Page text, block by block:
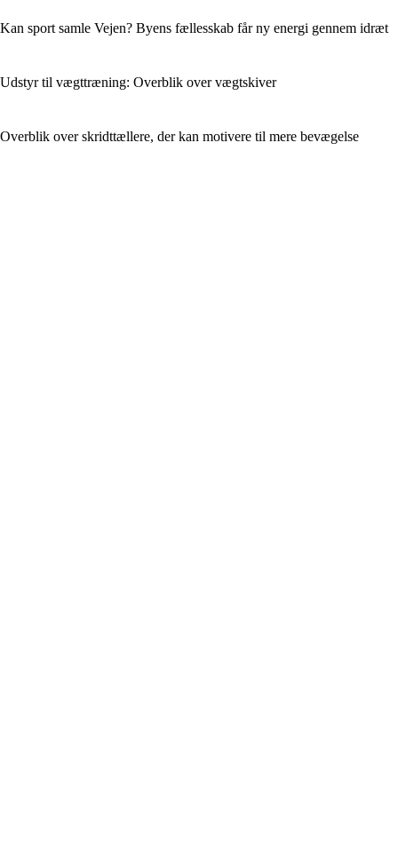
Kan sport samle Vejen? Byens fællesskab får ny energi gennem idræt
Udstyr til vægttræning: Overblik over vægtskiver
Overblik over skridttællere, der kan motivere til mere bevægelse